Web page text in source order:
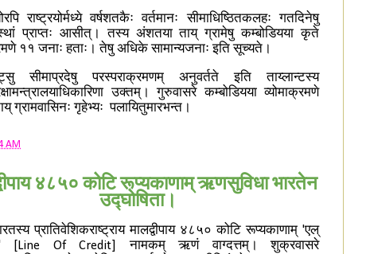
राष्ट्रयोर्मध्ये वर्षशतकैः वर्तमानः सीमाधिष्ठितकलहः गतदिनेषु
प्राप्तः आसीत्। तस्य अंशतया ताय् ग्रामेषु कम्बोडियया कृते
११ जनाः हताः। तेषु अधिके सामान्यजनाः इति सूच्यते।
परस्पराक्रमणम् अनुवर्तते इति ताय्लान्टस्य
उक्तम्। गुरुवासरे कम्बोडियया व्योमाक्रमणे
ग्रामवासिनः गृहेभ्यः पलायितुमारभन्त।
AM
४८५० कोटि रूप्यकाणाम् ऋणसुविधा भारतेन
उद्घोषिता।
प्रातिवेशिकराष्ट्राय मालद्वीपाय ४८५० कोटि रूप्यकाणाम् 'एल्
Of Credit] नामकम् ऋणं वाग्दत्तम्। शुक्रवासरे